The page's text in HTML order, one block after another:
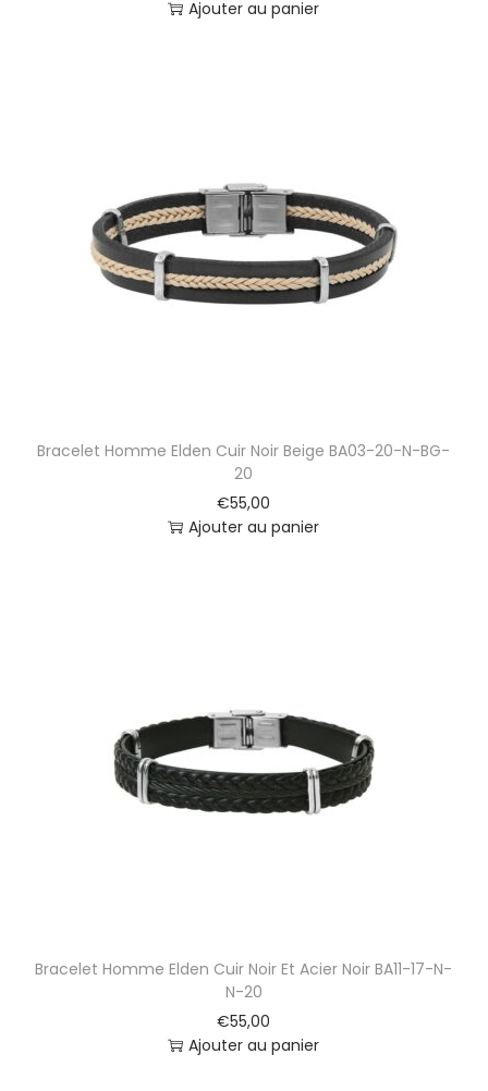
Ajouter au panier
Bracelet Homme Elden Cuir Noir Beige BA03-20-N-BG-
20
€55,00
Ajouter au panier
Bracelet Homme Elden Cuir Noir Et Acier Noir BA11-17-N-
N-20
€55,00
Ajouter au panier